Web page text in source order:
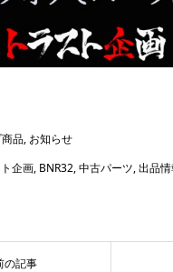
品, お知らせ
企画, BNR32,中古パーツ,出品